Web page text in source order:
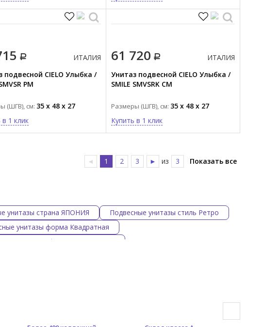
ИТАЛИЯ
подвесной CIELO Улыбка /
PM
(ШГВ), см: 35 x 48 x 27
в 1 клик
61 720
ИТАЛИЯ
Унитаз подвесной CIELO Улыбка /
SMILE SMVSRK CM
Размеры (ШГВ), см: 35 x 48 x 27
Купить в 1 клик
◄ 1 2 3 ► из 3 Показать все
унитазы страна ЯПОНИЯ
Подвесные унитазы стиль Ретро
унитазы форма Квадратная
унитазы форма Полукруглая